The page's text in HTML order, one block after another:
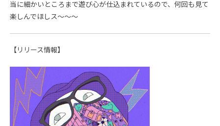
当に細かいところまで遊び心が仕込まれているので、何回も見て
楽しんでほしス～～～
【リリース情報】